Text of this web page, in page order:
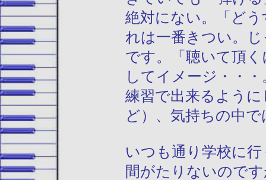
絶対にない。「ど
れは一番きつい。
です。「聴いて頂
してイメージ・・
練習で出来るよう
ど）、気持ちの中
いつも通り学校に
間がたりないので